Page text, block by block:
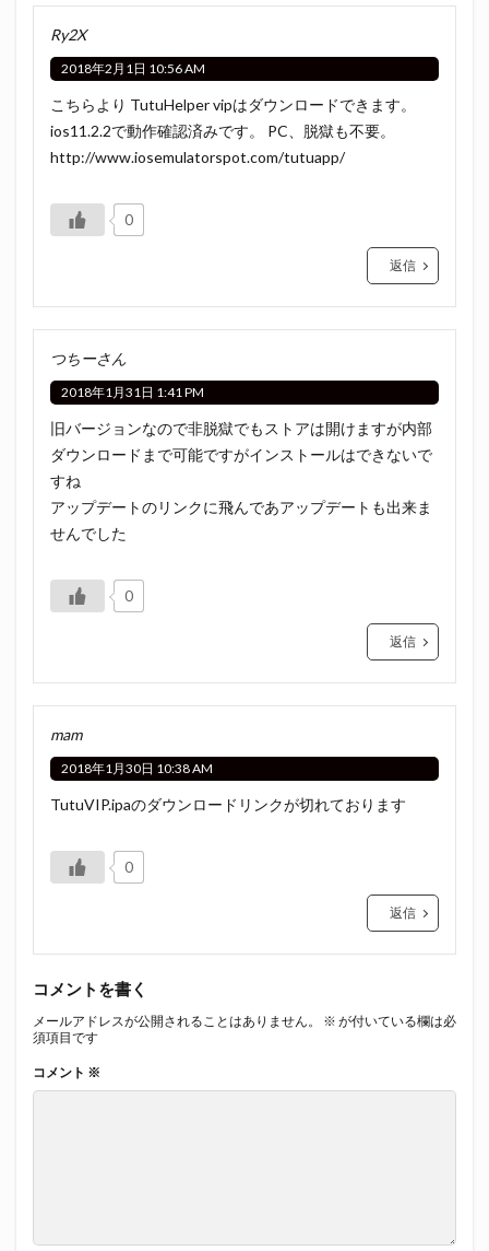
Ry2X
2018年2月1日 10:56 AM
こちらより TutuHelper vipはダウンロードできます。
ios11.2.2で動作確認済みです。 PC、脱獄も不要。
http://www.iosemulatorspot.com/tutuapp/
0
返信
つちーさん
2018年1月31日 1:41 PM
旧バージョンなので非脱獄でもストアは開けますが内部
ダウンロードまで可能ですがインストールはできないで
すね
アップデートのリンクに飛んであアップデートも出来ま
せんでした
0
返信
mam
2018年1月30日 10:38 AM
TutuVIP.ipaのダウンロードリンクが切れております
0
返信
コメントを書く
メールアドレスが公開されることはありません。 ※ が付いている欄は必
須項目です
コメント ※